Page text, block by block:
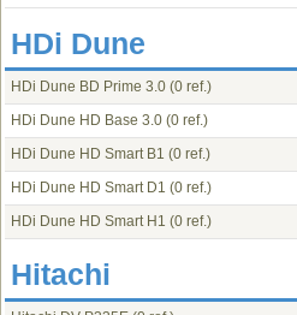
HDi Dune
HDi Dune BD Prime 3.0 (0 ref.)
HDi Dune HD Base 3.0 (0 ref.)
HDi Dune HD Smart B1 (0 ref.)
HDi Dune HD Smart D1 (0 ref.)
HDi Dune HD Smart H1 (0 ref.)
Hitachi